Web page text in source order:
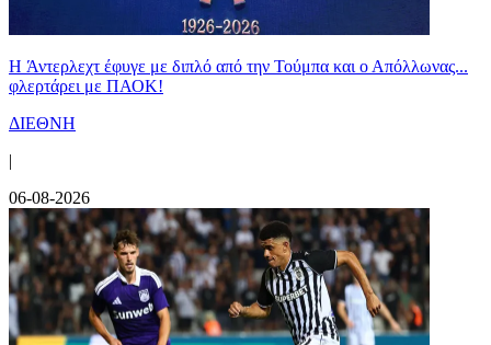
H Άντερλεχτ έφυγε με διπλό από την Τούμπα και ο Απόλλωνας...
φλερτάρει με ΠΑΟΚ!
ΔΙΕΘΝΗ
|
06-08-2026